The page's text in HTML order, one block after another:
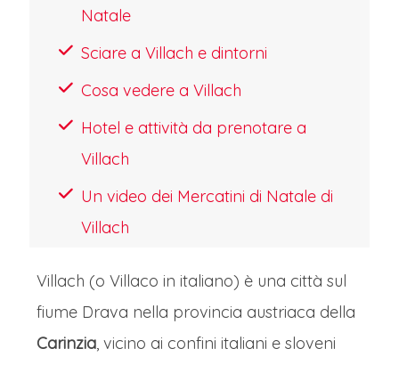
Nel tardo pomeriggio ci dirigeremo
con il pullman in hotel per il
pernottamento. Dopo il check-in in
hotel è prevista la cena e la possibilità
di una prima passeggiata serale alla
scoperta della capitale della Stiria
Mercatini dei Krampus Giorno 2
COLAZIONE
Colazione in hotel.
Natale
Sciare a Villach e dintorni
Cosa vedere a Villach
Hotel e attività da prenotare a
Villach
Un video dei Mercatini di Natale di
Villach
Villach (o Villaco in italiano) è una città sul
fiume Drava nella provincia austriaca della
Carinzia, vicino ai confini italiani e sloveni